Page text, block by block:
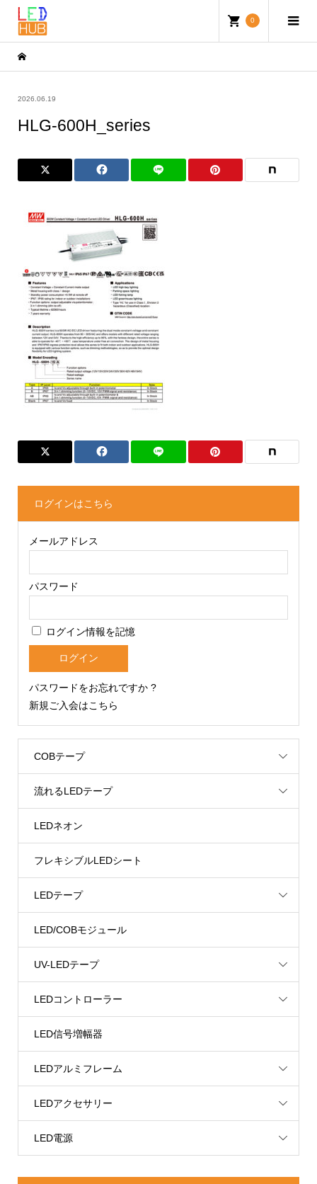
0
2026.06.19
HLG-600H_series
ログインはこちら
メールアドレス
パスワード
ログイン情報を記憶
パスワードをお忘れですか ?
新規ご入会はこちら
COBテープ
流れるLEDテープ
LEDネオン
フレキシブルLEDシート
LEDテープ
LED/COBモジュール
UV-LEDテープ
LEDコントローラー
LED信号増幅器
LEDアルミフレーム
LEDアクセサリー
LED電源